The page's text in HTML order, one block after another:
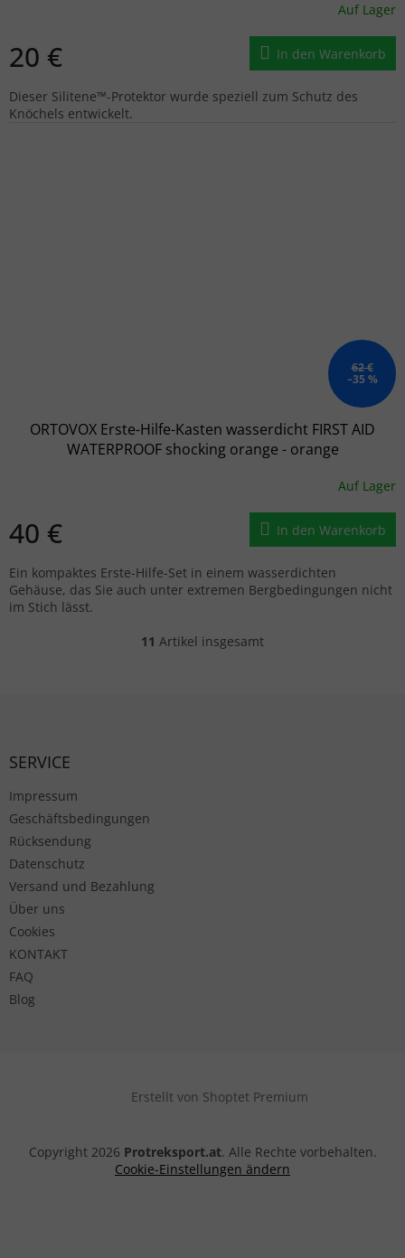
Auf Lager
20 € In den Warenkorb
Dieser Silitene™-Protektor wurde speziell zum Schutz des
Knöchels entwickelt.
62 €
–35 %
ORTOVOX Erste-Hilfe-Kasten wasserdicht FIRST AID
WATERPROOF shocking orange - orange
Auf Lager
40 € In den Warenkorb
Ein kompaktes Erste-Hilfe-Set in einem wasserdichten
Gehäuse, das Sie auch unter extremen Bergbedingungen nicht
im Stich lässt.
Steuerelemente der Liste
11 Artikel insgesamt
SERVICE
Impressum
Geschäftsbedingungen
Rücksendung
Datenschutz
Versand und Bezahlung
Über uns
Cookies
KONTAKT
FAQ
Blog
Erstellt von Shoptet Premium
Copyright 2026 Protreksport.at. Alle Rechte vorbehalten.
Cookie-Einstellungen ändern